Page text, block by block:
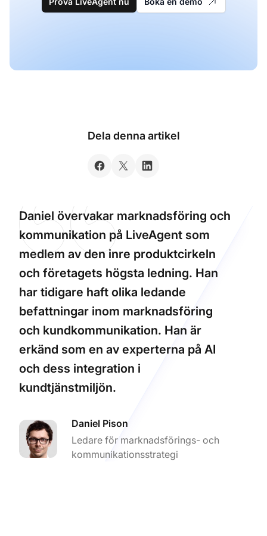
Dela denna artikel
Daniel övervakar marknadsföring och
kommunikation på LiveAgent som
medlem av den inre produktcirkeln
och företagets högsta ledning. Han
har tidigare haft olika ledande
befattningar inom marknadsföring
och kundkommunikation. Han är
erkänd som en av experterna på AI
och dess integration i
kundtjänstmiljön.
Daniel Pison
Ledare för marknadsförings- och
kommunikationsstrategi